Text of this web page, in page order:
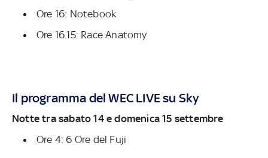
Ore 16: Notebook
Ore 16.15: Race Anatomy
Il programma del WEC LIVE su Sky
Notte tra sabato 14 e domenica 15 settembre
Ore 4: 6 Ore del Fuji